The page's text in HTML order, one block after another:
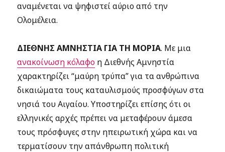
αναμένεται να ψηφιστεί αύριο από την
Ολομέλεια.
ΔΙΕΘΝΗΣ ΑΜΝΗΣΤΙΑ ΓΙΑ ΤΗ ΜΟΡΙΑ. Με μια
ανακοίνωση κόλαφο η Διεθνής Αμνηστία
χαρακτηρίζει “μαύρη τρύπα” για τα ανθρώπινα
δικαιώματα τους καταυλισμούς προσφύγων στα
νησιά του Αιγαίου. Υποστηρίζει επίσης ότι οι
ελληνικές αρχές πρέπει να μεταφέρουν άμεσα
τους πρόσφυγες στην ηπειρωτική χώρα και να
τερματίσουν την απάνθρωπη πολιτική